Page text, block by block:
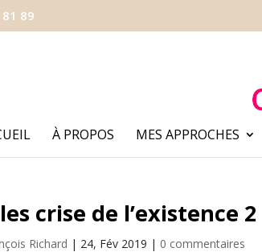
89
À PROPOS MES APPROCHES
crise de l’existence 2
Richard | 24, Fév 2019 | 0 commentaires